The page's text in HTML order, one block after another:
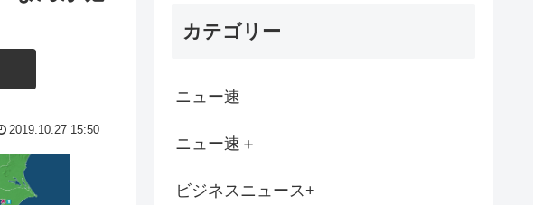
ト、値上げで使えなくなる
がお盆で帰ってくる時に乗ってそうなもの
ォーム業者と打ち合わせするんだけど事前に床下見ておきたい...
2019.10.27 15:50
カテゴリー
ニュー速
ニュー速＋
ビジネスニュース+